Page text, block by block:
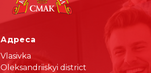
Адреса
Vlasivka
Oleksandriiskyi district